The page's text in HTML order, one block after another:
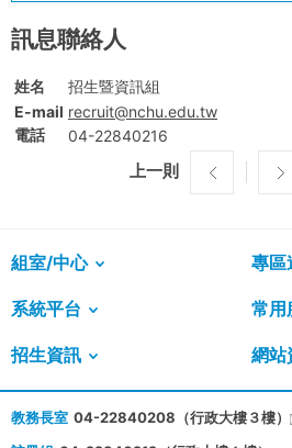
訊息聯絡人
姓名
招生暨資訊組
E-mail recruit@nchu.edu.tw
電話
04-22840216
上一則
組室/中心 專區
系統平台 常用
招生資訊 網站
教務長室 04-22840208（行政大樓３樓）